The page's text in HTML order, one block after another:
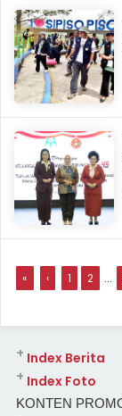
« ‹ 1 2 ...
Index Berita
+
Index Foto
+